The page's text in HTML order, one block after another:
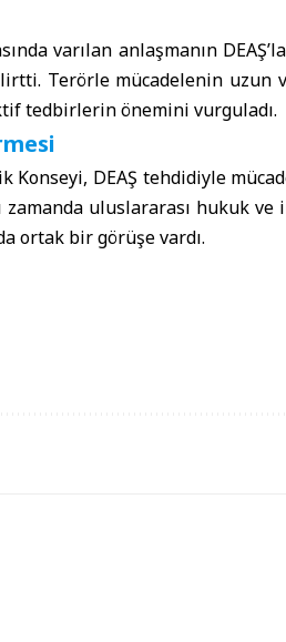
varılan anlaşmanın
Terörle mücadelenin uzun
tedbirlerin önemini vurguladı.
DEAŞ tehdidiyle
uluslararası hukuk ve
ortak bir görüşe vardı.